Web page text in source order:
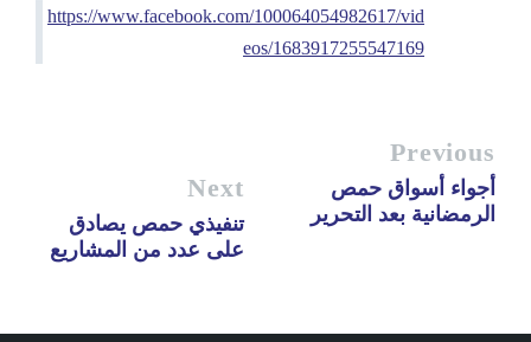
https://www.facebook.com/100064054982617/vid
eos/1683917255547169
Previous
أجواء أسواق حمص
الرمضانية بعد التحرير
Next
تنفيذي حمص يصادق
على عدد من المشاريع